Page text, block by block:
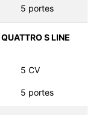
5 portes
S LINE
5 CV
5 portes